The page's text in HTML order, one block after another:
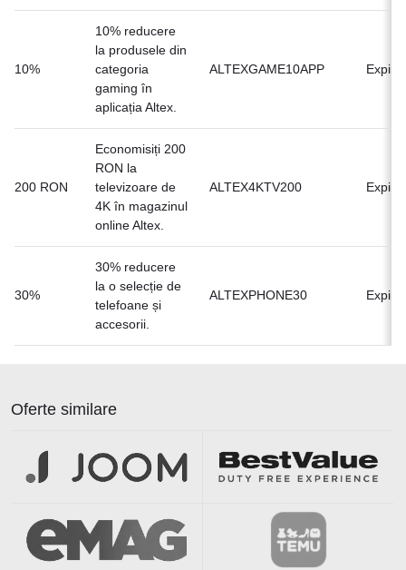
10%
10% reducere
la produsele din
categoria
gaming în
aplicația Altex.
ALTEXGAME10APP Expirat
200 RON
Economisiți 200
RON la
televizoare de
4K în magazinul
online Altex.
ALTEX4KTV200 Expirat
30%
30% reducere
la o selecție de
telefoane și
accesorii.
ALTEXPHONE30 Expirat
Oferte similare